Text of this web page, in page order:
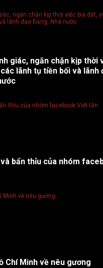
giác, ngăn chặn kịp thời
lãnh tụ tiền bối và lãnh
bẩn thỉu của nhóm
Chí Minh về nêu gương